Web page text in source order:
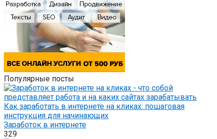
Популярные посты
Как заработать в интернете на кликах: пошаговая
инструкция для начинающих
Заработок в интернете
329